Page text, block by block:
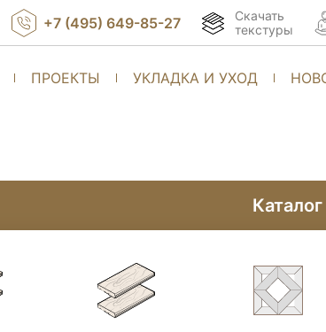
ПРОЕКТЫ УКЛАДКА И УХОД
+7 (495) 649-85-27
Скачать
текстуры
Каталог